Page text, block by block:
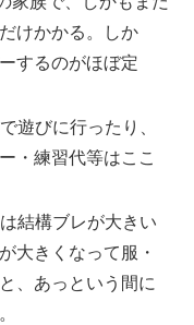
けかかる。しか
するのがほぼ定
びに行ったり、
・練習代等はここ
結構ブレが大きい
大きくなって服・
、あっという間に